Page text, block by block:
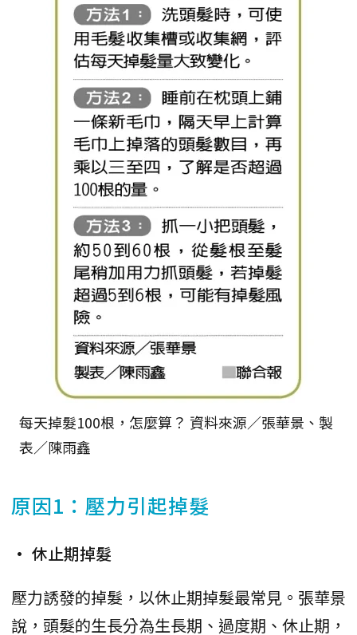
每天掉髮100根，怎麼算？ 資料來源／張華景、製
表／陳雨鑫
原因1：壓力引起掉髮
• 休止期掉髮
壓力誘發的掉髮，以休止期掉髮最常見。張華景
說，頭髮的生長分為生長期、過度期、休止期，